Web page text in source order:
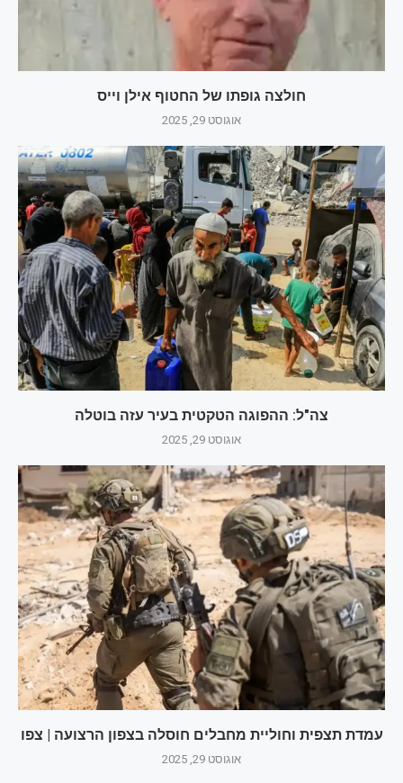
חולצה גופתו של החטוף אילן וייס
אוגוסט 29, 2025
צה"ל: ההפוגה הטקטית בעיר עזה בוטלה
אוגוסט 29, 2025
עמדת תצפית וחוליית מחבלים חוסלה בצפון הרצועה | צפו
אוגוסט 29, 2025